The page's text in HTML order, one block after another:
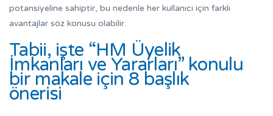
potansiyeline sahiptir, bu nedenle her kullanıcı için farklı
avantajlar söz konusu olabilir.
Tabii, işte “HM Üyelik
İmkanları ve Yararları” konulu
bir makale için 8 başlık
önerisi